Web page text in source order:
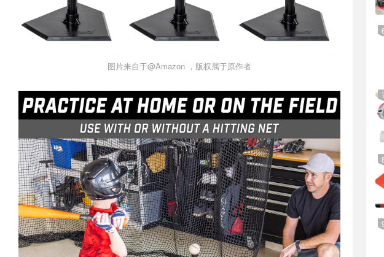
图片来自于@Amazon ，版权属于原作者